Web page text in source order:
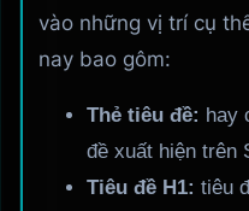
vào những vị trí cụ
nay bao gôm:
Thẻ tiêu đề: hay
đề xuất hiện trên
Tiêu đề H1: tiêu